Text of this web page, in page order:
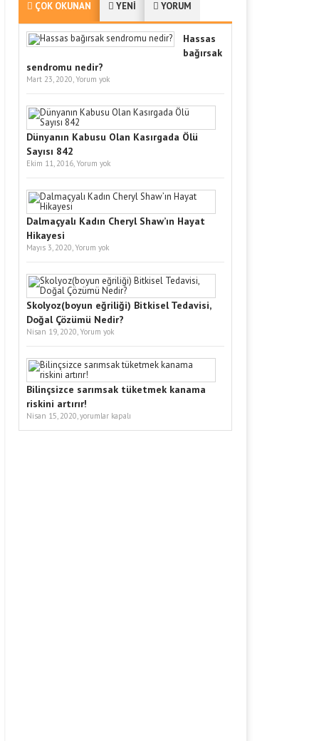
ÇOK OKUNAN YENİ YORUM
Hassas
bağırsak
sendromu nedir?
Mart 23, 2020, Yorum yok
Dünyanın Kabusu Olan Kasırgada Ölü
Sayısı 842
Ekim 11, 2016, Yorum yok
Dalmaçyalı Kadın Cheryl Shaw’ın Hayat
Hikayesi
Mayıs 3, 2020, Yorum yok
Skolyoz(boyun eğriliği) Bitkisel Tedavisi,
Doğal Çözümü Nedir?
Nisan 19, 2020, Yorum yok
Bilinçsizce sarımsak tüketmek kanama
riskini artırır!
Nisan 15, 2020,yorumlar kapalı